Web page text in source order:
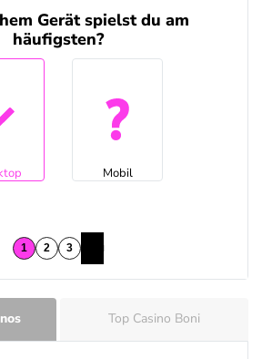
Gerät spielst du am
häufigsten?
Mobil
Top Casino Boni